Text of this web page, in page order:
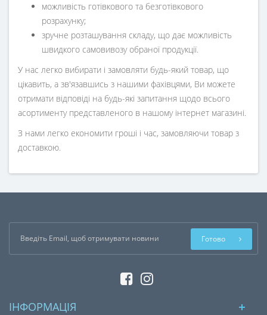
можливість готівкового та безготівкового
розрахунку;
зручне розташування складу, що дає можливість
швидкого самовивозу обраної продукції.
У нас легко вибирати і замовляти будь-який товар, що
цікавить, а зв'язавшись з нашими фахівцями, Ви можете
отримати відповіді на будь-які запитання щодо всього
асортименту представленого в нашому інтернет магазині.
З нами легко економити гроші і час, замовляючи товар з
доставкою.
Готово
ІНФОРМАЦІЯ